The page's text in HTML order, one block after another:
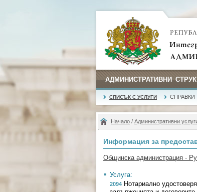
АДМИНИСТРАТИВНИ
СПИСЪК С УСЛУГИ СПРАВКИ
Начало / Административни
Информация за
Общинска администрация -
Услуга:
2094 Нотариално